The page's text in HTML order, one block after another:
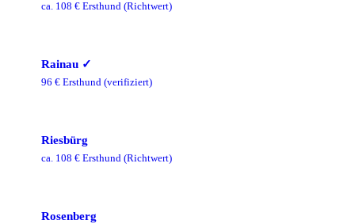
ca. 108 € Ersthund (Richtwert)
Rainau ✓
96 € Ersthund (verifiziert)
Riesbürg
ca. 108 € Ersthund (Richtwert)
Rosenberg